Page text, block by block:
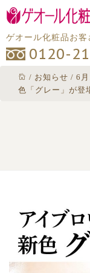
ゲオール化粧品お客
0120-
/ お知らせ / 6
色「グレー」が登